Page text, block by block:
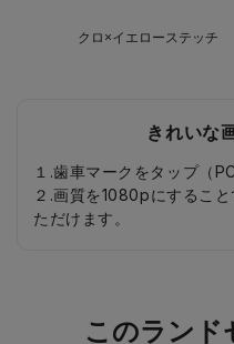
クロ×イエローステッチ
きれいな
１.歯車マークをタップ（
２.画質を1080pにするこ
ただけます。
このランド